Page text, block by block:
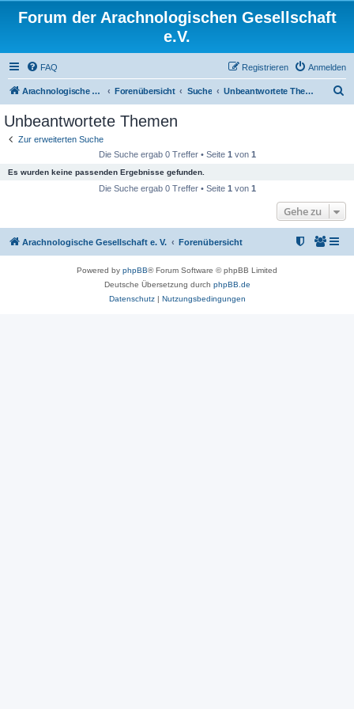
Forum der Arachnologischen Gesellschaft
e.V.
FAQ Anmelden
Registrieren
Arachnologische Gesellschaft e. V. Forenübersicht Suche Unbeantwortete Themen
Unbeantwortete Themen
Zur erweiterten Suche
Die Suche ergab 0 Treffer • Seite 1 von 1
Es wurden keine passenden Ergebnisse gefunden.
Die Suche ergab 0 Treffer • Seite 1 von 1
Gehe zu
Arachnologische Gesellschaft e. V. Forenübersicht
Powered by phpBB® Forum Software © phpBB Limited
Deutsche Übersetzung durch phpBB.de
Datenschutz| Nutzungsbedingungen